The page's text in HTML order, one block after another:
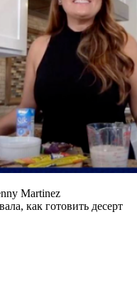
Martinez
как готовить десерт